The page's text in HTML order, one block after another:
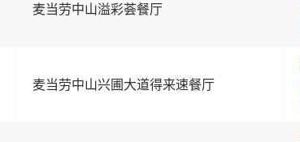
麦当劳中山溢彩荟餐厅
麦当劳中山兴圃大道得来速餐厅